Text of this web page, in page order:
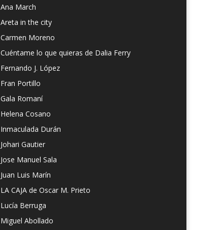
Ana March
Areta in the city
Carmen Moreno
Cuéntame lo que quieras de Dalia Ferry
Fernando J. López
Fran Portillo
Gala Romaní
Helena Cosano
Inmaculada Durán
Johari Gautier
Jose Manuel Sala
Juan Luis Marín
LA CAJA de Oscar M. Prieto
Lucía Berruga
Miguel Abollado